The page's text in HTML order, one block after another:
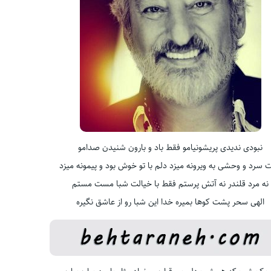
نبودی ندیدی پریشونیامو فقط باد و بارون شنیدن صدامو
سرد و وحشی به ویرونه میزد دلم با تو خوش بود و پیمونه میزد
نه مرد قلندر نه آتش پرستم فقط با خیالت شبا مست مستم
الهی سحر پشت کوها بمیره خدا این شبا رو از عاشق نگیره